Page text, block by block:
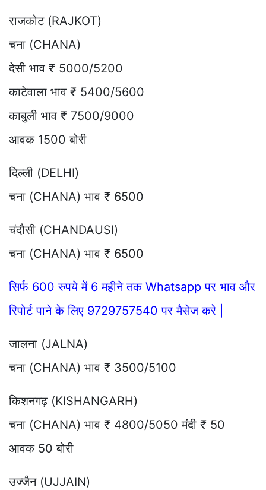
राजकोट (RAJKOT)
चना (CHANA)
देसी भाव ₹ 5000/5200
काटेवाला भाव ₹ 5400/5600
काबुली भाव ₹ 7500/9000
आवक 1500 बोरी
दिल्ली (DELHI)
चना (CHANA) भाव ₹ 6500
चंदौसी (CHANDAUSI)
चना (CHANA) भाव ₹ 6500
सिर्फ 600 रुपये में 6 महीने तक Whatsapp पर भाव और
रिपोर्ट पाने के लिए 9729757540 पर मैसेज करे |
जालना (JALNA)
चना (CHANA) भाव ₹ 3500/5100
किशनगढ़ (KISHANGARH)
चना (CHANA) भाव ₹ 4800/5050 मंदी ₹ 50
आवक 50 बोरी
उज्जैन (UJJAIN)